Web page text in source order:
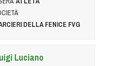
DELLA FENICE FVG
Luciano